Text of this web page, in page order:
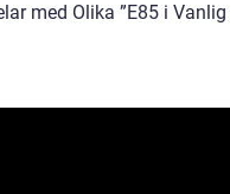
med Olika ”E85 i Vanlig